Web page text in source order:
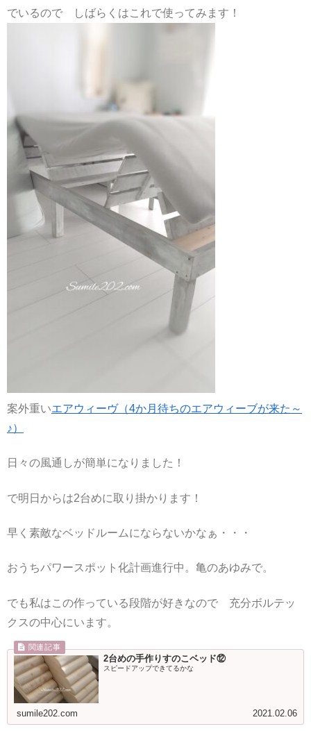
でいるので しばらくはこれで使ってみます！
案外重いエアウィーヴ（4か月待ちのエアウィーブが来た～
♪）
日々の風通しが簡単になりました！
で明日からは2台めに取り掛かります！
早く素敵なベッドルームにならないかなぁ・・・
おうちパワースポット化計画進行中。亀のあゆみで。
でも私はこの作っている段階が好きなので 充分ボルテッ
クスの中心にいます。
2台めの手作りすのこベッド⑫
スピードアップできてるかな
sumile202.com 2021.02.06